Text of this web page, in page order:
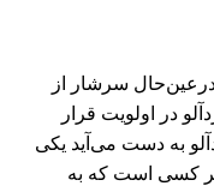
سرشار از
در اولویت قرار
به دست می‌آید یکی
کسی است که به